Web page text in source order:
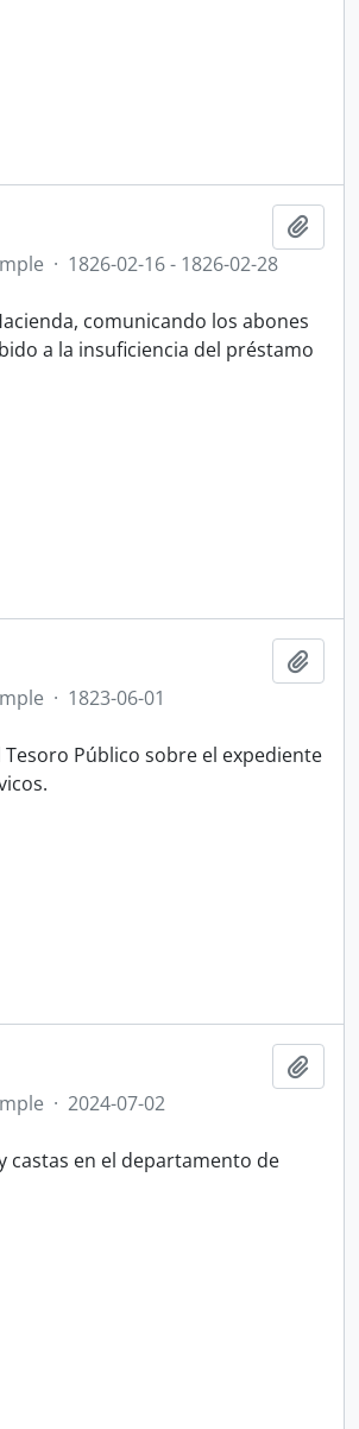
· 1826-02-16 - 1826-02-28
comunicando los abones
a la insuficiencia del préstamo
· 1823-06-01
Público sobre el expediente
· 2024-07-02
castas en el departamento de